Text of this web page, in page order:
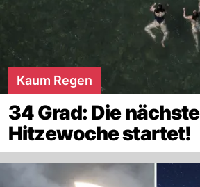
Kaum Regen
34 Grad: Die nächste
Hitzewoche startet!